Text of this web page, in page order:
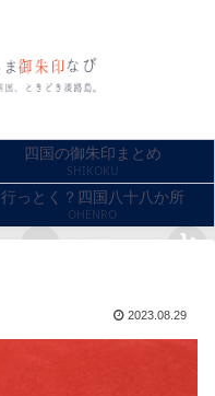
四国の御朱印まとめ
SHIKOKU
行っとく？四国八十八か所
OHENRO
2023.08.29